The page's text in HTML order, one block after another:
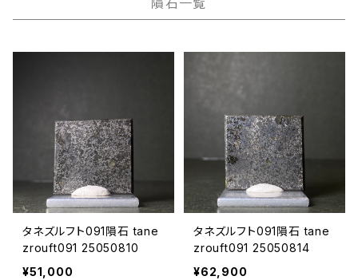
隕石一覧
タネズルフト091隕石 tane
zrouft091 25050810
¥51,000
タネズルフト091隕石 tane
zrouft091 25050814
¥62,900